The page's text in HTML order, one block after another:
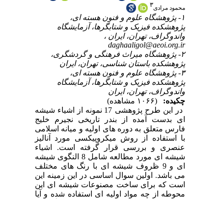
محمود مرادی۳
۱- پژوهشگاه علوم و فنون هسته ای،
پژوهشکده فیزیک و شتابگرها، آزمایشگاه
واندوگراف، تهران، ایران ،
daghaaligol@aeoi.org.ir
۲- پژوهشگاه میراث فرهنگی و گردشگری،
پژوهشکده باستان شناسی، تهران، ایران
۳- پژوهشگاه علوم و فنون هسته ای،
پژوهشکده فیزیک و شتابگرها، آزمایشگاه
واندوگراف، تهران، ایران
چکیده:
(۱۰۶۶ مشاهده)
در این طرح پژوهشی 17 نمونه از اشیاء شیشه
ای بدست آمده از بندر تاریخی نجیرم خلیج
فارس متعلق به دوره های اولیه و میانه اسلامی
با استفاده از روش میکروپیکسی مورد آنالیز
عنصری و بررسی قرار گرفته است. اشیاء
شیشه ای مورد مطالعه شامل 8 النگوی شیشه
ای و 9 ظروف شیشه ای با رنگ های مختلف
می باشد. اولین سوال اساسی در این زمینه این
است که برای ساخت مصنوعات شیشه ای این
محوطه از چه مواد اولیه ای استفاده شده و آیا